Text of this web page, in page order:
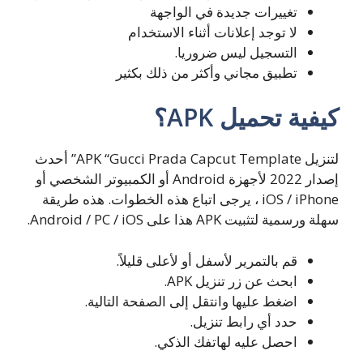
تغييرات جديدة في الواجهة
لا توجد إعلانات أثناء الاستخدام
التسجيل ليس ضروريا.
تطبيق مجاني وأكثر من ذلك بكثير
كيفية تحميل APK؟
لتنزيل APK “Gucci Prada Capcut Template” أحدث
إصدار 2022 لأجهزة Android أو الكمبيوتر الشخصي أو
iOS / iPhone ، يرجى اتباع هذه الخطوات. هذه طريقة
سهلة ورسمية لتثبيت APK هذا على Android / PC / iOS.
قم بالتمرير لأسفل أو لأعلى قليلاً.
ابحث عن زر تنزيل APK.
اضغط عليها وانتقل إلى الصفحة التالية.
حدد أي رابط تنزيل.
احصل عليه لهاتفك الذكي.